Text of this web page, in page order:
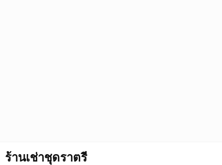
ร้านเช่าชุดราตรี